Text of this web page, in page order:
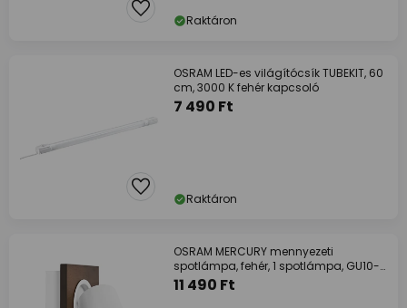
Raktáron
OSRAM LED-es világítócsík TUBEKIT, 60
cm, 3000 K fehér kapcsoló
7 490 Ft
Raktáron
OSRAM MERCURY mennyezeti
spotlámpa, fehér, 1 spotlámpa, GU10-
LED 927 dimmelhető
11 490 Ft